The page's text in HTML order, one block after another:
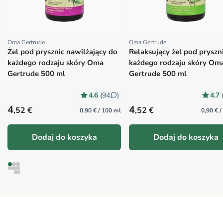
Proveedor:
Oma Gertrude
Żel pod prysznic nawilżający do
każdego rodzaju skóry Oma
Gertrude 500 ml
4.6 (94 )
Precio habitual
4,52 € 0,90 € / 100 ml
Dodaj do koszyka
Proveedor:
Oma Gertrude
Relaksujący żel pod
każdego rodzaju skóry
Gertrude 500 ml
4.7
Precio habitual
4,52 € 0,90 €
Dodaj do koszyka